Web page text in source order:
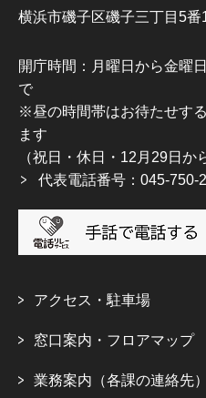
横浜市磯子区磯子三丁目5番
開庁時間：月曜日から金曜
で
※昼の時間帯はお待たせす
ます
（祝日・休日・12月29日か
代表電話番号：045-750-
アクセス・駐車場
窓口案内・フロアマップ
業務案内（各課の連絡先）